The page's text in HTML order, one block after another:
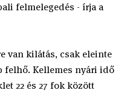
felmelegedés - írja a
van kilátás, csak eleinte
felhő. Kellemes nyári idő
22 és 27 fok között